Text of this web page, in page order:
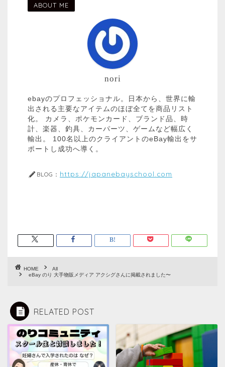
ABOUT ME
nori
ebayのプロフェッショナル。日本から、世界に輸
出される主要なアイテムのほぼ全てを商品リスト
化。 カメラ、ポケモンカード、ブランド品、時
計、楽器、釣具、カーパーツ、ゲームなど幅広く
輸出。 100名以上のクライアントのeBay輸出をサ
ポートし成功へ導く。
BLOG： https://japanebayschool.com
HOME
All
eBay のり 大手物販メディア アクシグさんに掲載されました〜
RELATED POST